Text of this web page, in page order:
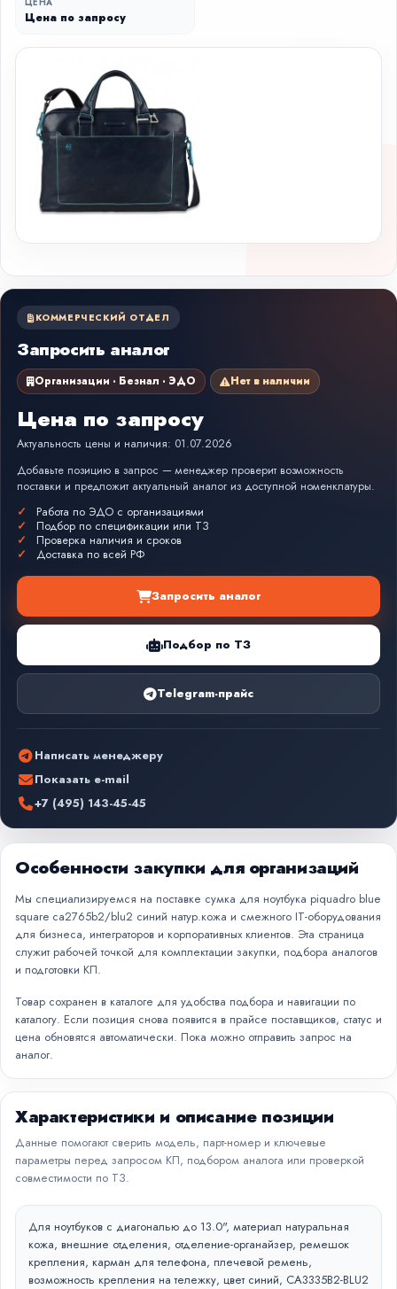
ЦЕНА
Цена по запросу
КОММЕРЧЕСКИЙ ОТДЕЛ
Запросить аналог
Организации · Безнал · ЭДО Нет в наличии
Цена по запросу
Актуальность цены и наличия: 01.07.2026
Добавьте позицию в запрос — менеджер проверит возможность
поставки и предложит актуальный аналог из доступной номенклатуры.
Работа по ЭДО с организациями
Подбор по спецификации или ТЗ
Проверка наличия и сроков
Доставка по всей РФ
Запросить аналог
Подбор по ТЗ
Telegram-прайс
Написать менеджеру
Показать e-mail
+7 (495) 143-45-45
Особенности закупки для организаций
Мы специализируемся на поставке сумка для ноутбука piquadro blue
square ca2765b2/blu2 синий натур.кожа и смежного IT-оборудования
для бизнеса, интеграторов и корпоративных клиентов. Эта страница
служит рабочей точкой для комплектации закупки, подбора аналогов
и подготовки КП.
Товар сохранен в каталоге для удобства подбора и навигации по
каталогу. Если позиция снова появится в прайсе поставщиков, статус и
цена обновятся автоматически. Пока можно отправить запрос на
аналог.
Характеристики и описание позиции
Данные помогают сверить модель, парт-номер и ключевые
параметры перед запросом КП, подбором аналога или проверкой
совместимости по ТЗ.
Для ноутбуков с диагональю до 13.0", материал натуральная
кожа, внешние отделения, отделение-органайзер, ремешок
крепления, карман для телефона, плечевой ремень,
возможность крепления на тележку, цвет синий, CA3335B2-BLU2